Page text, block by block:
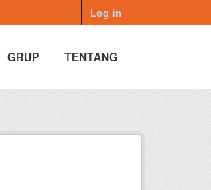
Log in
GRUP TENTANG